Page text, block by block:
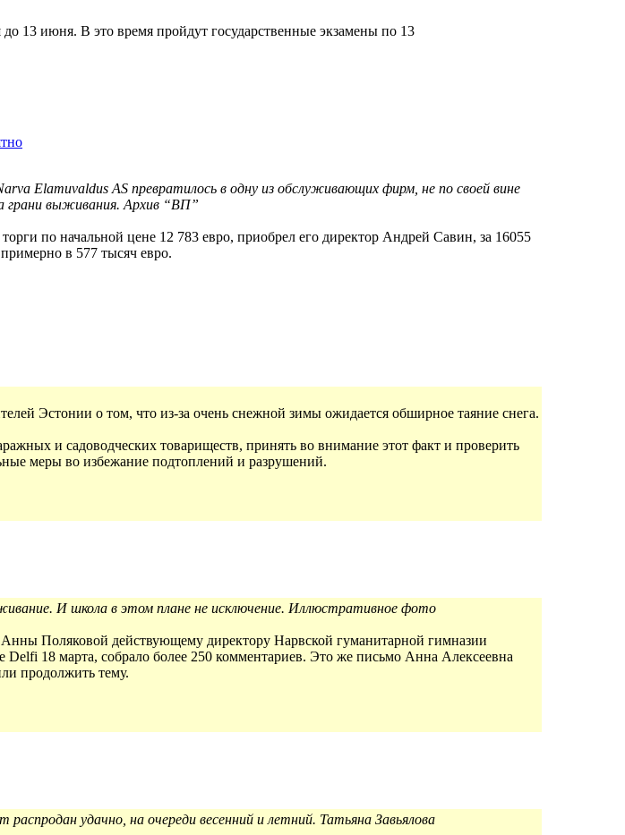
13 июня. В это время пройдут государственные экзамены по 13
Elamuvaldus AS превратилось в одну из обслуживающих фирм, не по своей вине
грани выживания. Архив “ВП”
по начальной цене 12 783 евро, приобрел его директор Андрей Савин, за 16055
в 577 тысяч евро.
Эстонии о том, что из-за очень снежной зимы ожидается обширное таяние снега.
и садоводческих товариществ, принять во внимание этот факт и проверить
меры во избежание подтоплений и разрушений.
И школа в этом плане не исключение. Иллюстративное фото
Поляковой действующему директору Нарвской гуманитарной гимназии
18 марта, собрало более 250 комментариев. Это же письмо Анна Алексеевна
продолжить тему.
удачно, на очереди весенний и летний. Татьяна Завьялова